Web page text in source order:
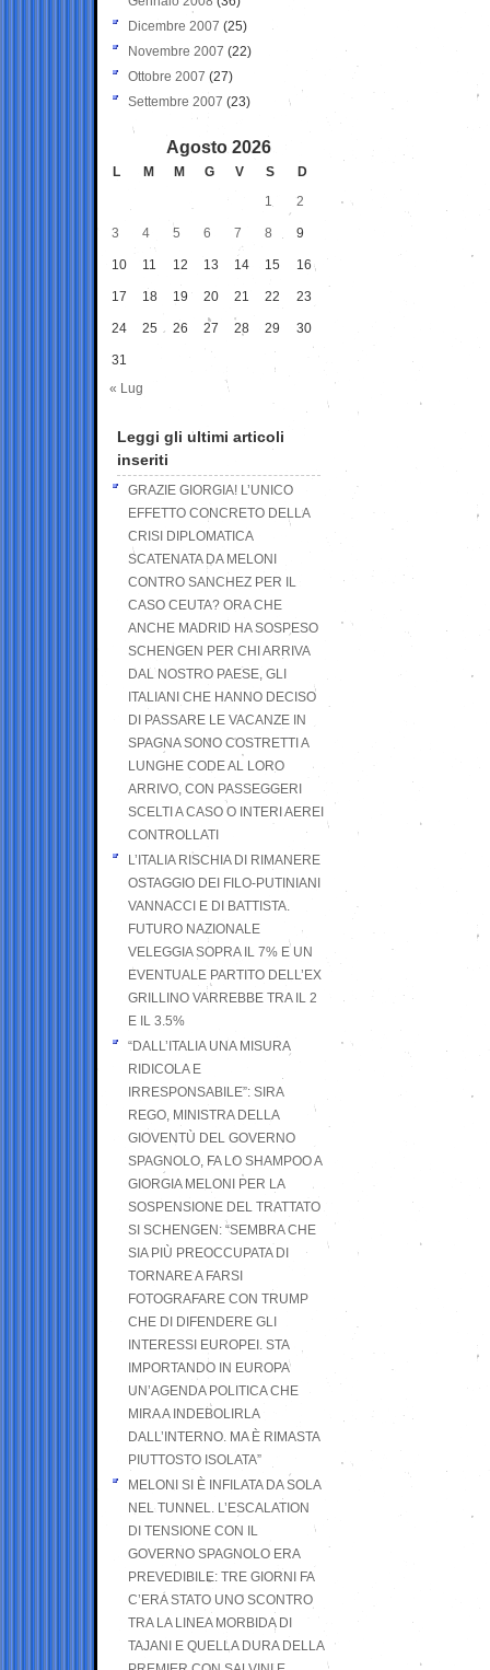
Dicembre 2007 (25)
Novembre 2007 (22)
Ottobre 2007 (27)
Settembre 2007 (23)
Agosto 2026
L M M G V S
D
1
2
3 4 5 6 7 8 9
10 11 12 13 14 15 16
17 18 19 20 21 22 23
24 25 26 27 28 29 30
31
« Lug
Leggi gli ultimi articoli
inseriti
GRAZIE GIORGIA! L’UNICO
EFFETTO CONCRETO DELLA
CRISI DIPLOMATICA
SCATENATA DA MELONI
CONTRO SANCHEZ PER IL
CASO CEUTA? ORA CHE
ANCHE MADRID HA SOSPESO
SCHENGEN PER CHI ARRIVA
DAL NOSTRO PAESE, GLI
ITALIANI CHE HANNO DECISO
DI PASSARE LE VACANZE IN
SPAGNA SONO COSTRETTI A
LUNGHE CODE AL LORO
ARRIVO, CON PASSEGGERI
SCELTI A CASO O INTERI AEREI
CONTROLLATI
L’ITALIA RISCHIA DI RIMANERE
OSTAGGIO DEI FILO-PUTINIANI
VANNACCI E DI BATTISTA.
FUTURO NAZIONALE
VELEGGIA SOPRA IL 7% E UN
EVENTUALE PARTITO DELL’EX
GRILLINO VARREBBE TRA IL 2
E IL 3.5%
“DALL’ITALIA UNA MISURA
RIDICOLA E
IRRESPONSABILE”: SIRA
REGO, MINISTRA DELLA
GIOVENTÙ DEL GOVERNO
SPAGNOLO, FA LO SHAMPOO A
GIORGIA MELONI PER LA
SOSPENSIONE DEL TRATTATO
SI SCHENGEN: “SEMBRA CHE
SIA PIÙ PREOCCUPATA DI
TORNARE A FARSI
FOTOGRAFARE CON TRUMP
CHE DI DIFENDERE GLI
INTERESSI EUROPEI. STA
IMPORTANDO IN EUROPA
UN’AGENDA POLITICA CHE
MIRA A INDEBOLIRLA
DALL’INTERNO. MA È RIMASTA
PIUTTOSTO ISOLATA”
MELONI SI È INFILATA DA SOLA
NEL TUNNEL. L’ESCALATION
DI TENSIONE CON IL
GOVERNO SPAGNOLO ERA
PREVEDIBILE: TRE GIORNI FA
C’ERA STATO UNO SCONTRO
TRA LA LINEA MORBIDA DI
TAJANI E QUELLA DURA DELLA